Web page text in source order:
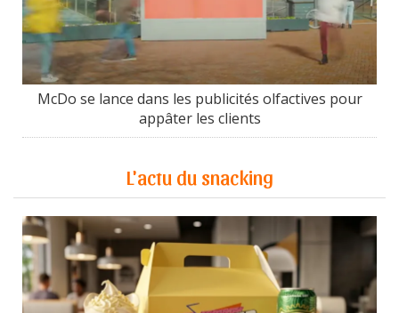
McDo se lance dans les publicités olfactives pour
appâter les clients
L'actu du snacking